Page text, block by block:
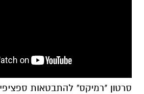
סרטון "רמיקס" להתבטאות